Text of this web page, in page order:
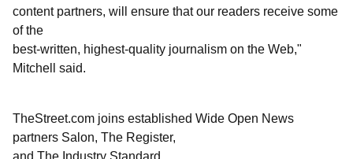
content partners, will ensure that our readers receive some
of the
best-written, highest-quality journalism on the Web,"
Mitchell said.
TheStreet.com joins established Wide Open News
partners Salon, The Register,
and The Industry Standard.